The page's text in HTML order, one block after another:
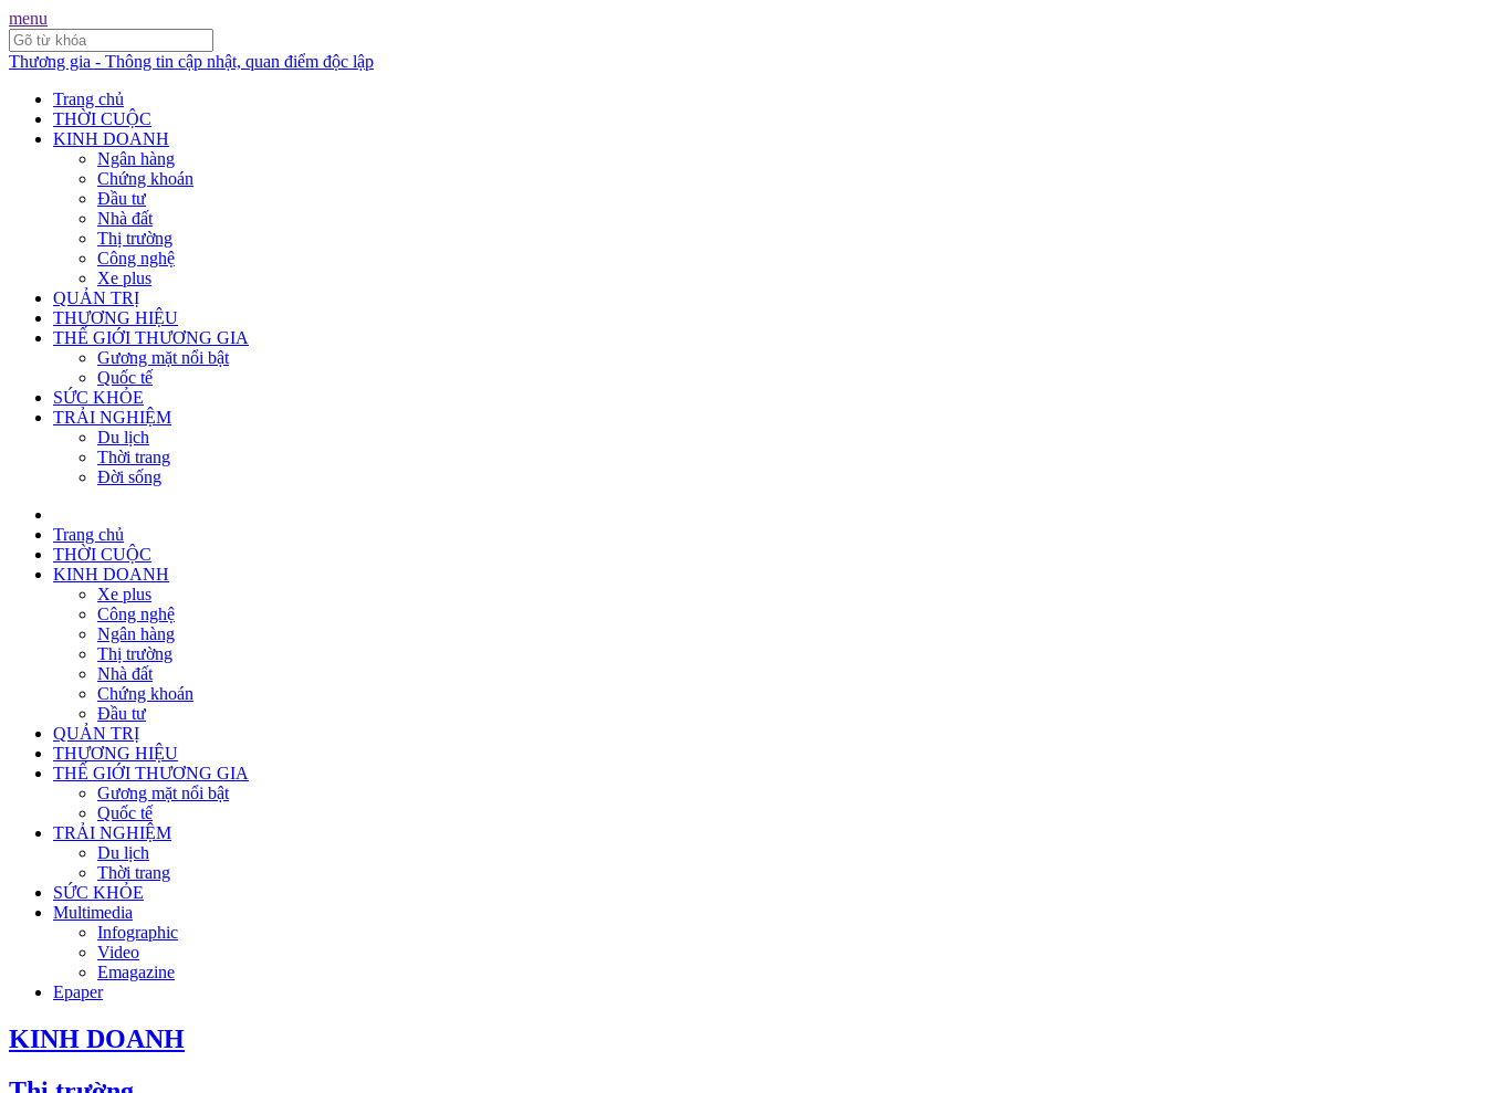
menu
Thương gia - Thông tin cập nhật, quan điểm độc lập
Trang chủ
THỜI CUỘC
KINH DOANH
Ngân hàng
Chứng khoán
Đầu tư
Nhà đất
Thị trường
Công nghệ
Xe plus
QUẢN TRỊ
THƯƠNG HIỆU
THẾ GIỚI THƯƠNG GIA
Gương mặt nổi bật
Quốc tế
SỨC KHỎE
TRẢI NGHIỆM
Du lịch
Thời trang
Đời sống
Trang chủ
THỜI CUỘC
KINH DOANH
Xe plus
Công nghệ
Ngân hàng
Thị trường
Nhà đất
Chứng khoán
Đầu tư
QUẢN TRỊ
THƯƠNG HIỆU
THẾ GIỚI THƯƠNG GIA
Gương mặt nổi bật
Quốc tế
TRẢI NGHIỆM
Du lịch
Thời trang
SỨC KHỎE
Multimedia
Infographic
Video
Emagazine
Epaper
KINH DOANH